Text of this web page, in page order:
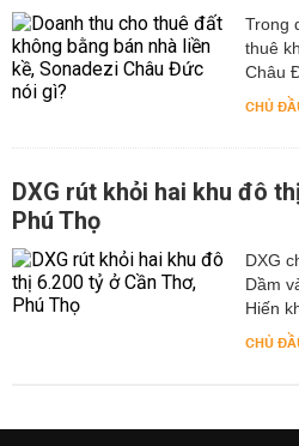
Trong
thuê
Châu
CHỦ
DXG rút khỏi hai khu đô
Phú Thọ
DXG
Dầm
Hiến
CHỦ